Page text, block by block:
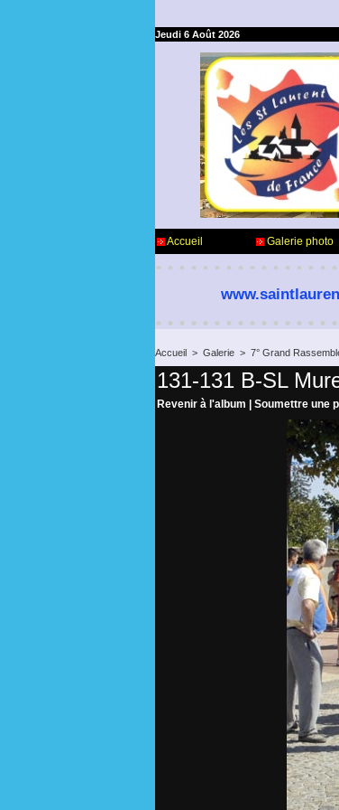
Jeudi 6 Août 2026
Accueil Galerie photo
Accueil > Galerie > 7° Grand
131-131 B-SL
Revenir à l'album Soumettre une